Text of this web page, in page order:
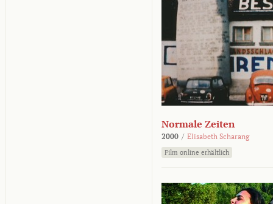
Normale Zeiten
2000 / Elisabeth Scharang
Film online erhältlich